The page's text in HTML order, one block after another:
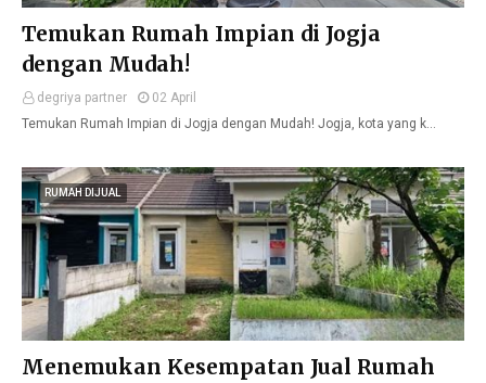
Temukan Rumah Impian di Jogja
dengan Mudah!
degriya partner
02 April
Temukan Rumah Impian di Jogja dengan Mudah! Jogja, kota yang k…
RUMAH DIJUAL
Menemukan Kesempatan Jual Rumah